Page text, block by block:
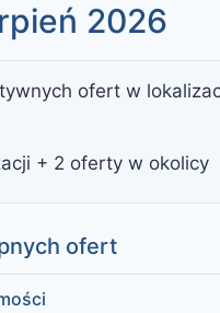
2026
ofert w
+ 2 oferty w okolicy
ofert